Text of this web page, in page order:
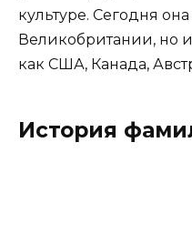
культуре. Сегодня
Великобритании, но и
как США, Канада,
История